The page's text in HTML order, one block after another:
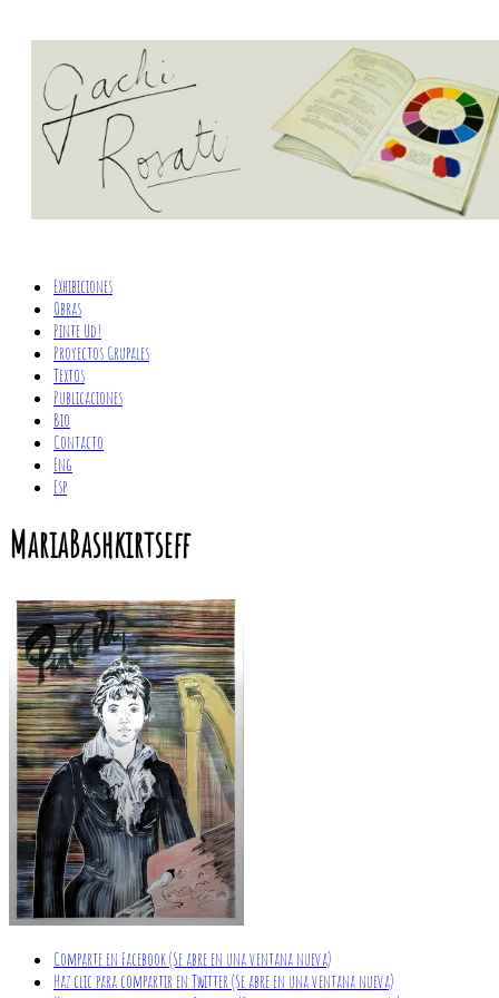
Exhibiciones
Obras
Pinte Ud!
Proyectos Grupales
Textos
Publicaciones
Bio
Contacto
Eng
Esp
MariaBashkirtseff
Comparte en Facebook (Se abre en una ventana nueva)
Haz clic para compartir en Twitter (Se abre en una ventana nueva)